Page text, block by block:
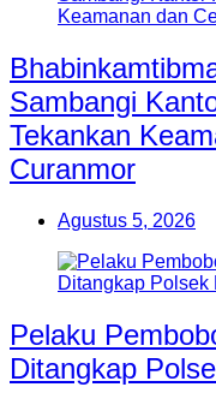
Sambangi
Tekankan
Curanmor
Agustus 5, 2026
Pelaku
Ditangkap